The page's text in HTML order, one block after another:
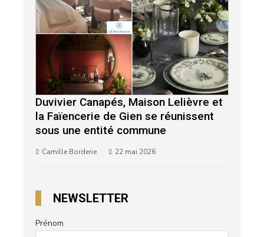
Duvivier Canapés, Maison Lelièvre et
la Faïencerie de Gien se réunissent
sous une entité commune
Camille Borderie 22 mai 2026
NEWSLETTER
Prénom